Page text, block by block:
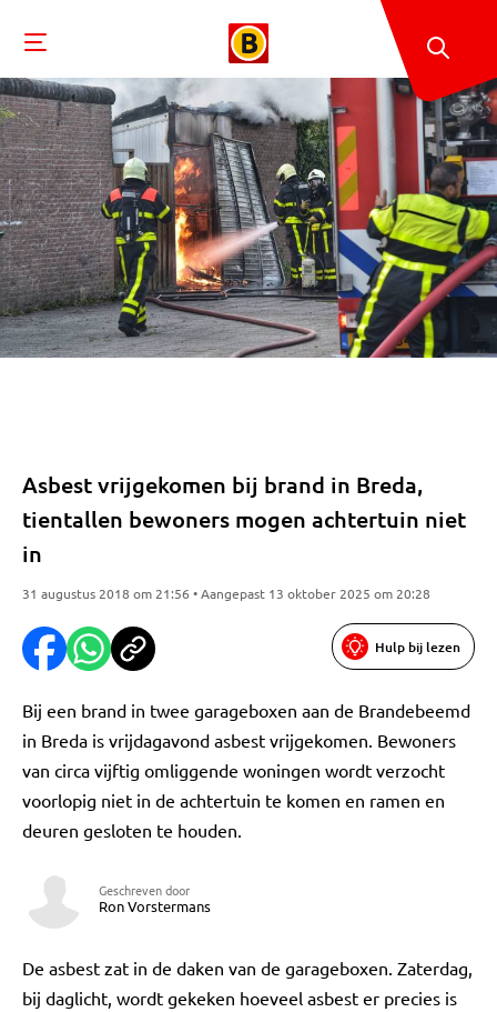
Asbest vrijgekomen bij brand in Breda,
tientallen bewoners mogen achtertuin niet
in
31 augustus 2018 om 21:56 • Aangepast 13 oktober 2025 om 20:28
Hulp bij lezen
Bij een brand in twee garageboxen aan de Brandebeemd
in Breda is vrijdagavond asbest vrijgekomen. Bewoners
van circa vijftig omliggende woningen wordt verzocht
voorlopig niet in de achtertuin te komen en ramen en
deuren gesloten te houden.
Geschreven door
Ron Vorstermans
De asbest zat in de daken van de garageboxen. Zaterdag,
bij daglicht, wordt gekeken hoeveel asbest er precies is